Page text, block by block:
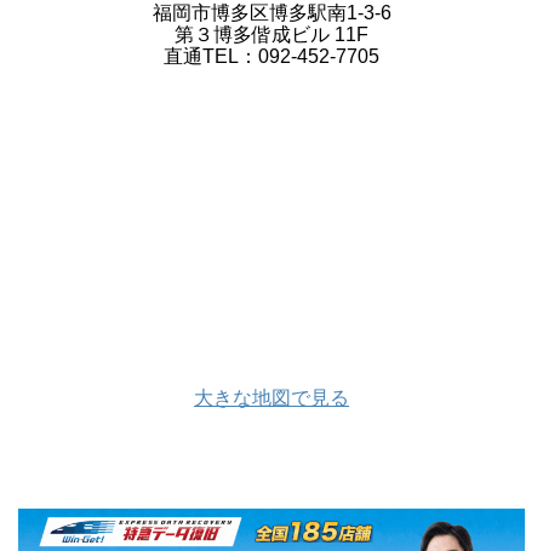
福岡市博多区博多駅南1-3-6
第３博多偕成ビル 11F
直通TEL：092-452-7705
大きな地図で見る